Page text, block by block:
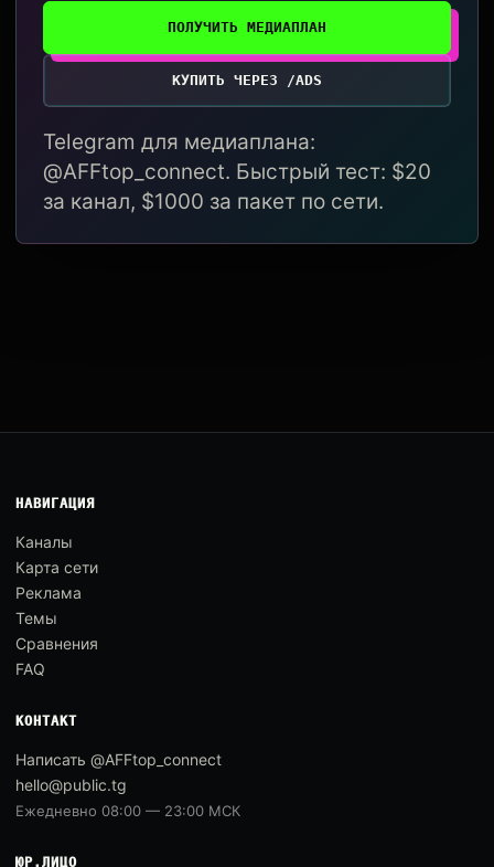
ПОЛУЧИТЬ МЕДИАПЛАН
КУПИТЬ ЧЕРЕЗ /ADS
Telegram для медиаплана:
@AFFtop_connect. Быстрый тест: $20
за канал, $1000 за пакет по сети.
НАВИГАЦИЯ
Каналы
Карта сети
Реклама
Темы
Сравнения
FAQ
КОНТАКТ
Написать @AFFtop_connect
hello@public.tg
Ежедневно 08:00 — 23:00 МСК
ЮР.ЛИЦО